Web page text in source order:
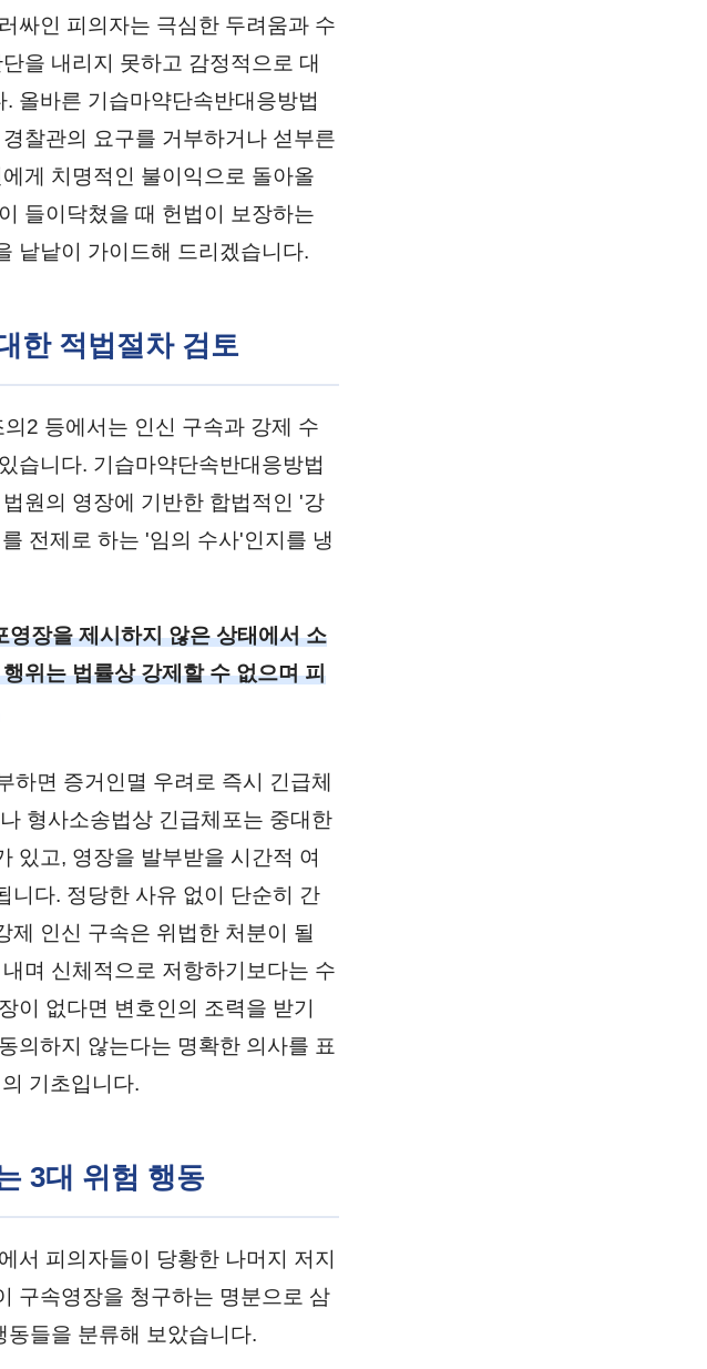
싸인 피의자는 극심한 두려움과 수
을 내리지 못하고 감정적으로 대
올바른 기습마약단속반대응방법
찰관의 요구를 거부하거나 섣부른
게 치명적인 불이익으로 돌아올
들이닥쳤을 때 헌법이 보장하는
낱낱이 가이드해 드리겠습니다.
한 적법절차 검토
2 등에서는 인신 구속과 강제 수
습니다. 기습마약단속반대응방법
원의 영장에 기반한 합법적인 '강
전제로 하는 '임의 수사'인지를 냉
장을 제시하지 않은 상태에서 소
위는 법률상 강제할 수 없으며 피
하면 증거인멸 우려로 즉시 긴급체
형사소송법상 긴급체포는 중대한
있고, 영장을 발부받을 시간적 여
니다. 정당한 사유 없이 단순히 간
제 인신 구속은 위법한 처분이 될
며 신체적으로 저항하기보다는 수
이 없다면 변호인의 조력을 받기
의하지 않는다는 명확한 의사를 표
기초입니다.
3대 위험 행동
서 피의자들이 당황한 나머지 저지
구속영장을 청구하는 명분으로 삼
들을 분류해 보았습니다.